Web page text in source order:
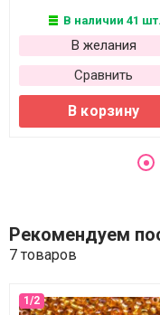
В наличии 41 шт.
В желания
Сравнить
В корзину
Рекомендуем
7 товаров